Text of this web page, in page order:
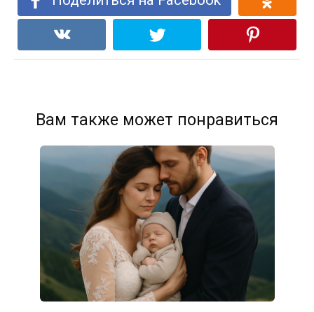
Вам также может понравиться